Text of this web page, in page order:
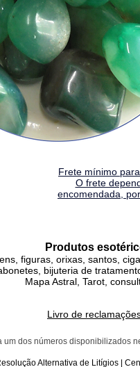
Frete mínimo
O frete
encomendada,
Produtos
figuras, orixas, santos,
bijuteria de
Mapa Astral, Tarot,
Livro de
dos números disponibilizados
Alternativa de Litígios |